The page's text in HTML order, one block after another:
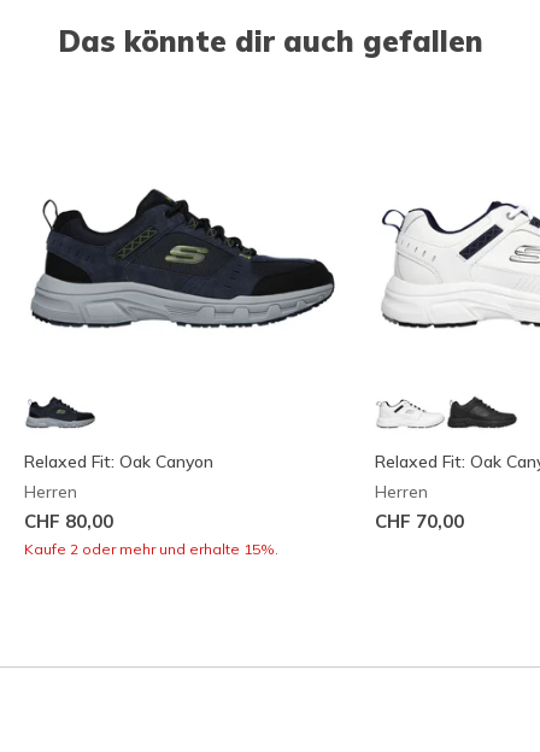
Das könnte dir auch gefallen
Relaxed Fit: Oak Canyon
Herren
CHF 80,00
Kaufe 2 oder mehr und erhalte 15%.
Relaxed Fit: Oak
Herren
CHF 70,00